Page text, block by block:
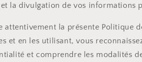
la divulgation de vos informations
attentivement la présente Politique
et en les utilisant, vous
et comprendre les modalités